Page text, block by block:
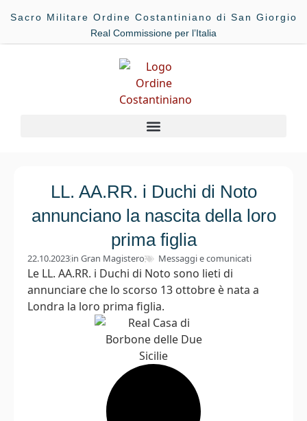
Sacro Militare Ordine Costantiniano di San Giorgio
Real Commissione per l’Italia
LL. AA.RR. i Duchi di Noto
annunciano la nascita della loro
prima figlia
22.10.2023in Gran Magistero Messaggi e comunicati
Le LL. AA.RR. i Duchi di Noto sono lieti di
annunciare che lo scorso 13 ottobre è nata a
Londra la loro prima figlia.